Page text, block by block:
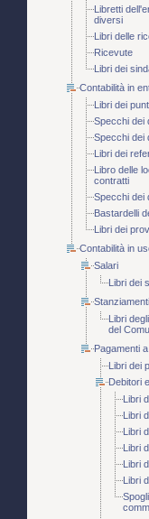
Libretti
diversi
Libri delle
Ricevute
Libri dei
Contabilità in
Libri dei
Specchi dei
Specchi dei
Libri dei
Libro delle
contratti
Specchi dei
Bastardelli
Libri dei
Contabilità in
Salari
Libri dei
Libri
del
Pagamenti
Libri dei
Debitori
Libri
Libri
Libri
Libri
Libri
Libri